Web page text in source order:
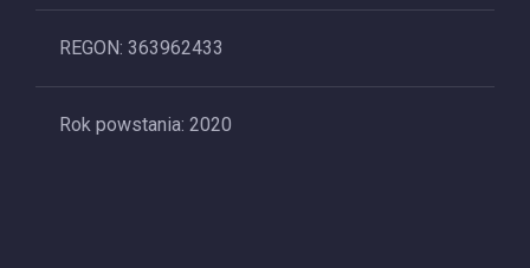
REGON: 363962433
Rok powstania: 2020